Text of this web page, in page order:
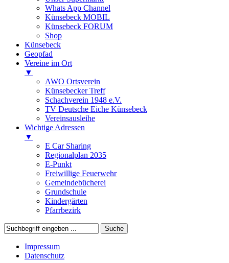
Whats App Channel
Künsebeck MOBIL
Künsebeck FORUM
Shop
Künsebeck
Geopfad
Vereine im Ort
▼
AWO Ortsverein
Künsebecker Treff
Schachverein 1948 e.V.
TV Deutsche Eiche Künsebeck
Vereinsausleihe
Wichtige Adressen
▼
E Car Sharing
Regionalplan 2035
E-Punkt
Freiwillige Feuerwehr
Gemeindebücherei
Grundschule
Kindergärten
Pfarrbezirk
Impressum
Datenschutz